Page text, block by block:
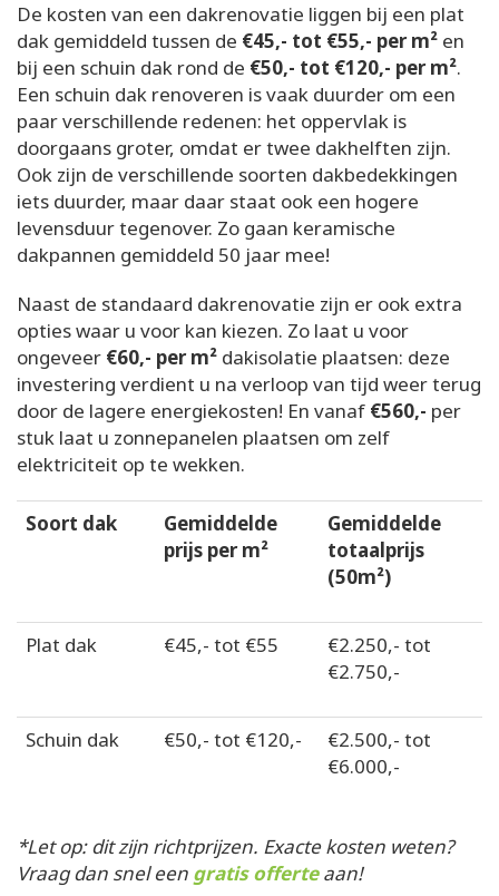
De kosten van een dakrenovatie liggen bij een plat
dak gemiddeld tussen de €45,- tot €55,- per m² en
bij een schuin dak rond de €50,- tot €120,- per m².
Een schuin dak renoveren is vaak duurder om een
paar verschillende redenen: het oppervlak is
doorgaans groter, omdat er twee dakhelften zijn.
Ook zijn de verschillende soorten dakbedekkingen
iets duurder, maar daar staat ook een hogere
levensduur tegenover. Zo gaan keramische
dakpannen gemiddeld 50 jaar mee!
Naast de standaard dakrenovatie zijn er ook extra
opties waar u voor kan kiezen. Zo laat u voor
ongeveer €60,- per m² dakisolatie plaatsen: deze
investering verdient u na verloop van tijd weer terug
door de lagere energiekosten! En vanaf €560,- per
stuk laat u zonnepanelen plaatsen om zelf
elektriciteit op te wekken.
Soort dak
Gemiddelde
prijs per m²
Gemiddelde
totaalprijs
(50m²)
Plat dak €45,- tot €55
€2.250,- tot
€2.750,-
Schuin dak €50,- tot €120,-
€2.500,- tot
€6.000,-
*Let op: dit zijn richtprijzen. Exacte kosten weten?
Vraag dan snel een gratis offerteaan!